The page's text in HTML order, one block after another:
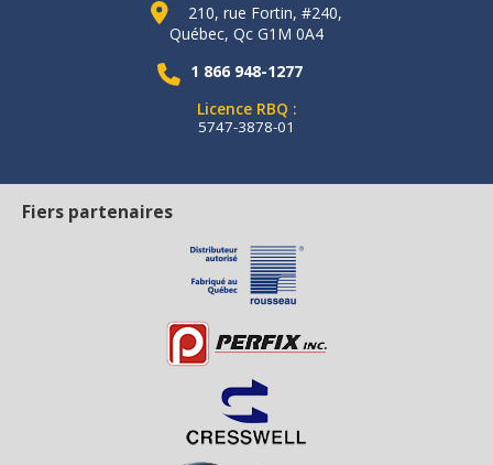
210, rue Fortin, #240,
Québec, Qc G1M 0A4
1 866 948-1277
Licence RBQ :
5747-3878-01
Fiers partenaires